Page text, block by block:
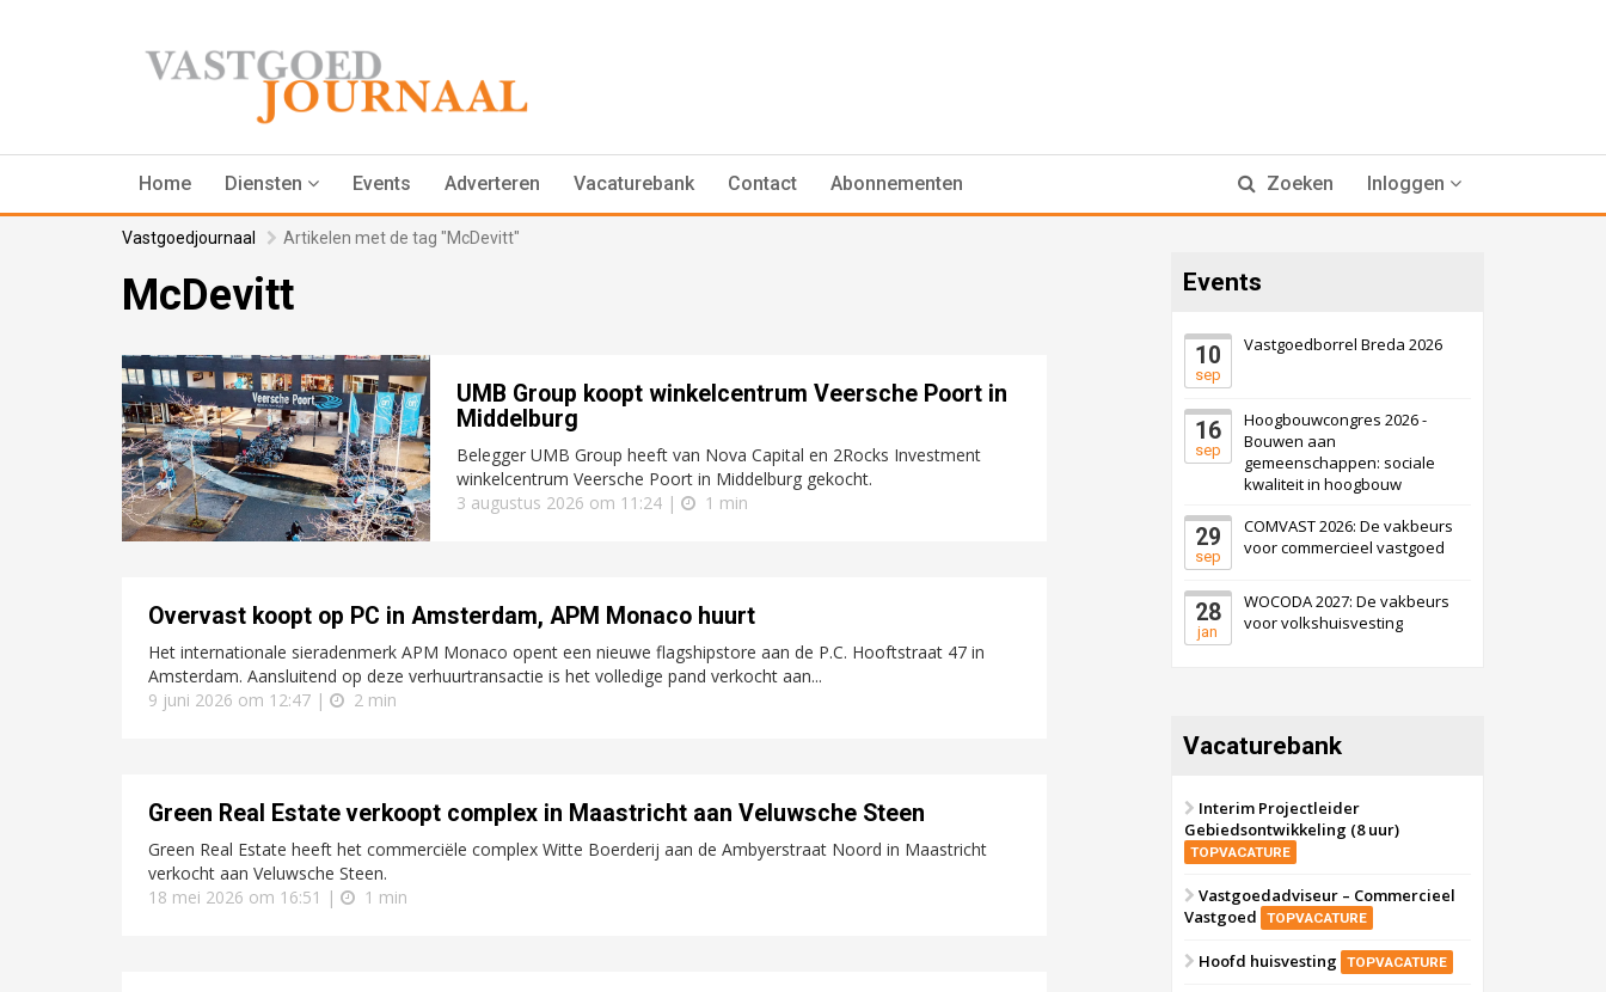
Home Diensten Events Adverteren Vacaturebank Contact Abonnementen Zoeken Inloggen
Vastgoedjournaal Artikelen met de tag "McDevitt"
McDevitt
UMB Group koopt winkelcentrum Veersche Poort in
Middelburg
Belegger UMB Group heeft van Nova Capital en 2Rocks Investment
winkelcentrum Veersche Poort in Middelburg gekocht.
3 augustus 2026 om 11:24 |
1 min
Overvast koopt op PC in Amsterdam, APM Monaco huurt
Het internationale sieradenmerk APM Monaco opent een nieuwe flagshipstore aan de P.C. Hooftstraat 47 in
Amsterdam. Aansluitend op deze verhuurtransactie is het volledige pand verkocht aan...
9 juni 2026 om 12:47 |
2 min
Green Real Estate verkoopt complex in Maastricht aan Veluwsche Steen
Green Real Estate heeft het commerciële complex Witte Boerderij aan de Ambyerstraat Noord in Maastricht
verkocht aan Veluwsche Steen.
18 mei 2026 om 16:51 |
1 min
Events
10
sep
Vastgoedborrel Breda 2026
16
sep
Hoogbouwcongres 2026 -
Bouwen aan
gemeenschappen: sociale
kwaliteit in hoogbouw
29
sep
COMVAST 2026: De vakbeurs
voor commercieel vastgoed
28
jan
WOCODA 2027: De vakbeurs
voor volkshuisvesting
Vacaturebank
Interim Projectleider
Gebiedsontwikkeling (8 uur)
TOPVACATURE
Vastgoedadviseur – Commercieel
Vastgoed
TOPVACATURE
Hoofd huisvesting TOPVACATURE